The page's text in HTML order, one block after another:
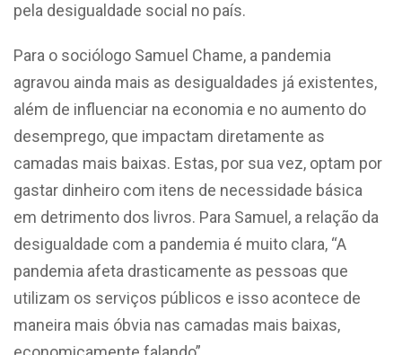
pela desigualdade social no país.
Para o sociólogo Samuel Chame, a pandemia
agravou ainda mais as desigualdades já existentes,
além de influenciar na economia e no aumento do
desemprego, que impactam diretamente as
camadas mais baixas. Estas, por sua vez, optam por
gastar dinheiro com itens de necessidade básica
em detrimento dos livros. Para Samuel, a relação da
desigualdade com a pandemia é muito clara, “A
pandemia afeta drasticamente as pessoas que
utilizam os serviços públicos e isso acontece de
maneira mais óbvia nas camadas mais baixas,